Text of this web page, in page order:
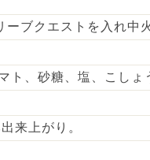
ブクエストを入れ中
ト、砂糖、塩、こしょ
来上がり。